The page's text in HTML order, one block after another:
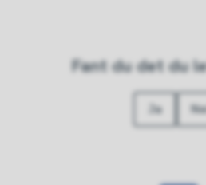
Fant du det du
Ja